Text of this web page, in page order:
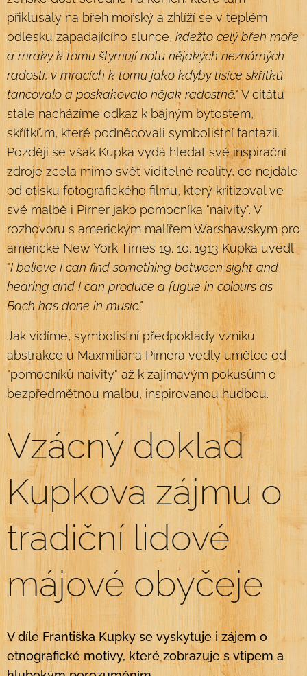
přiklusaly na břeh mořský a zhlíží se v teplém
odlesku zapadajícího slunce,kdežto celý břeh moře
a mraky k tomu štymují notu nějakých neznámých
radostí, v mracích k tomu jako kdyby tisíce skřítků
tancovalo a poskakovalo nějak radostně."V citátu
stále nacházíme odkaz k bájným bytostem,
skřítkům, které podněcovali symbolistní fantazii.
Později se však Kupka vydá hledat své inspirační
zdroje zcela mimo svět viditelné reality, co nejdále
od otisku fotografického filmu, který kritizoval ve
své malbě i Pirner jako pomocníka "naivity". V
rozhovoru s americkým malířem Warshawskym pro
americké New York Times 19. 10. 1913 Kupka uvedl:
"I believe I can find something between sight and
hearing and I can produce a fugue in colours as
Bach has done in music."
Jak vidíme, symbolistní předpoklady vzniku
abstrakce u Maxmiliána Pirnera vedly umělce od
"pomocníků naivity" až k zajímavým pokusům o
bezpředmětnou malbu, inspirovanou hudbou.
Vzácný doklad
Kupkova zájmu o
tradiční lidové
májové obyčeje
V díle Františka Kupky se vyskytuje i zájem o
etnografické motivy, které zobrazuje s vtipem a